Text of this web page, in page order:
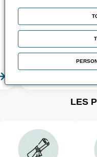
des managers,
l’UIMM
nombreuses
la montée en
encadrement.
LES